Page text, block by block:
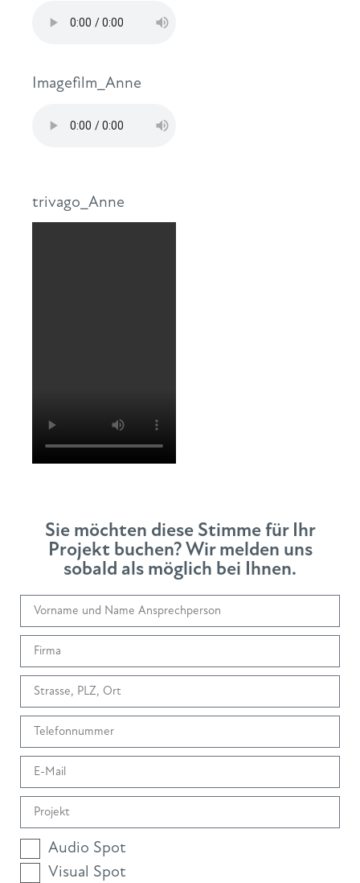
Imagefilm_Anne
trivago_Anne
Sie möchten diese Stimme für Ihr
Projekt buchen? Wir melden uns
sobald als möglich bei Ihnen.
Audio Spot
Visual Spot